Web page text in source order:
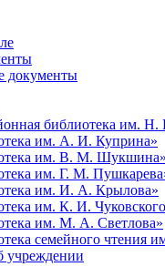
документы
библиотека им. Н.
им. А. И. Куприна»
им. В. М. Шукшина»
им. Г. М.
им. И. А. Крылова»
им. К. И.
им. М. А. Светлова»
семейного чтения
учреждении